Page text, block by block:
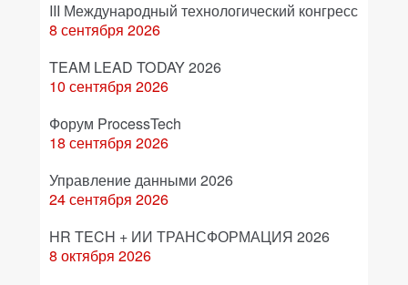
III Международный технологический конгресс
8 сентября 2026
TEAM LEAD TODAY 2026
10 сентября 2026
Форум ProcessTech
18 сентября 2026
Управление данными 2026
24 сентября 2026
HR TECH + ИИ ТРАНСФОРМАЦИЯ 2026
8 октября 2026